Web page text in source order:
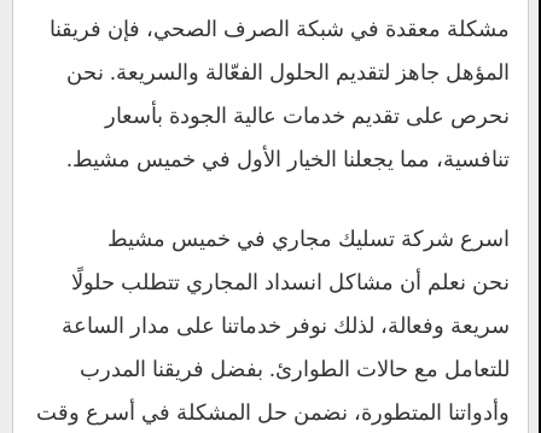
مشكلة معقدة في شبكة الصرف الصحي، فإن فريقنا
المؤهل جاهز لتقديم الحلول الفعّالة والسريعة. نحن
نحرص على تقديم خدمات عالية الجودة بأسعار
تنافسية، مما يجعلنا الخيار الأول في خميس مشيط.
اسرع شركة تسليك مجاري في خميس مشيط
نحن نعلم أن مشاكل انسداد المجاري تتطلب حلولًا
سريعة وفعالة، لذلك نوفر خدماتنا على مدار الساعة
للتعامل مع حالات الطوارئ. بفضل فريقنا المدرب
وأدواتنا المتطورة، نضمن حل المشكلة في أسرع وقت